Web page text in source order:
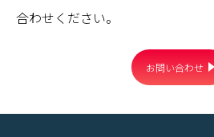
合わせください。
お問い合わせ